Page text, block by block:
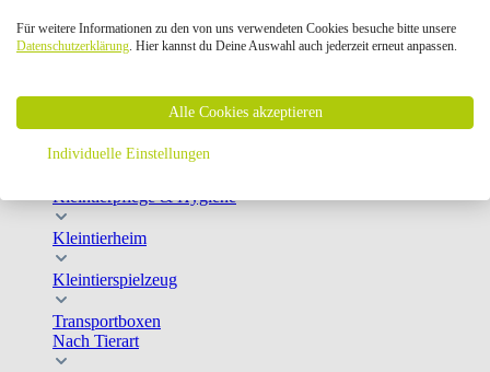
Dekoration
Faunaboxen
Zubehör
Kleintier
close
Kleintierfutter
Kleintierpflege & Hygiene
Kleintierheim
Kleintierspielzeug
Transportboxen
Nach Tierart
Für weitere Informationen zu den von uns verwendeten Cookies besuche bitte unsere
Datenschutzerklärung. Hier kannst du Deine Auswahl auch jederzeit erneut anpassen.
Alle Cookies akzeptieren
Individuelle Einstellungen